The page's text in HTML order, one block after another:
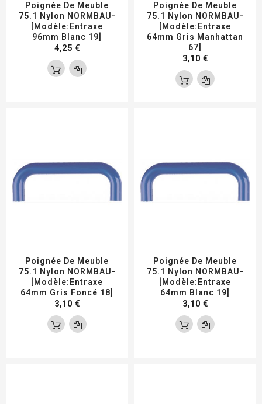
Poignée De Meuble
75.1 Nylon NORMBAU-
[Modèle:Entraxe
96mm Blanc 19]
4,25 €
Poignée De Meuble
75.1 Nylon NORMBAU-
[Modèle:Entraxe
64mm Gris Manhattan
67]
3,10 €
Poignée De Meuble
75.1 Nylon NORMBAU-
[Modèle:Entraxe
64mm Gris Foncé 18]
3,10 €
Poignée De Meuble
75.1 Nylon NORMBAU-
[Modèle:Entraxe
64mm Blanc 19]
3,10 €